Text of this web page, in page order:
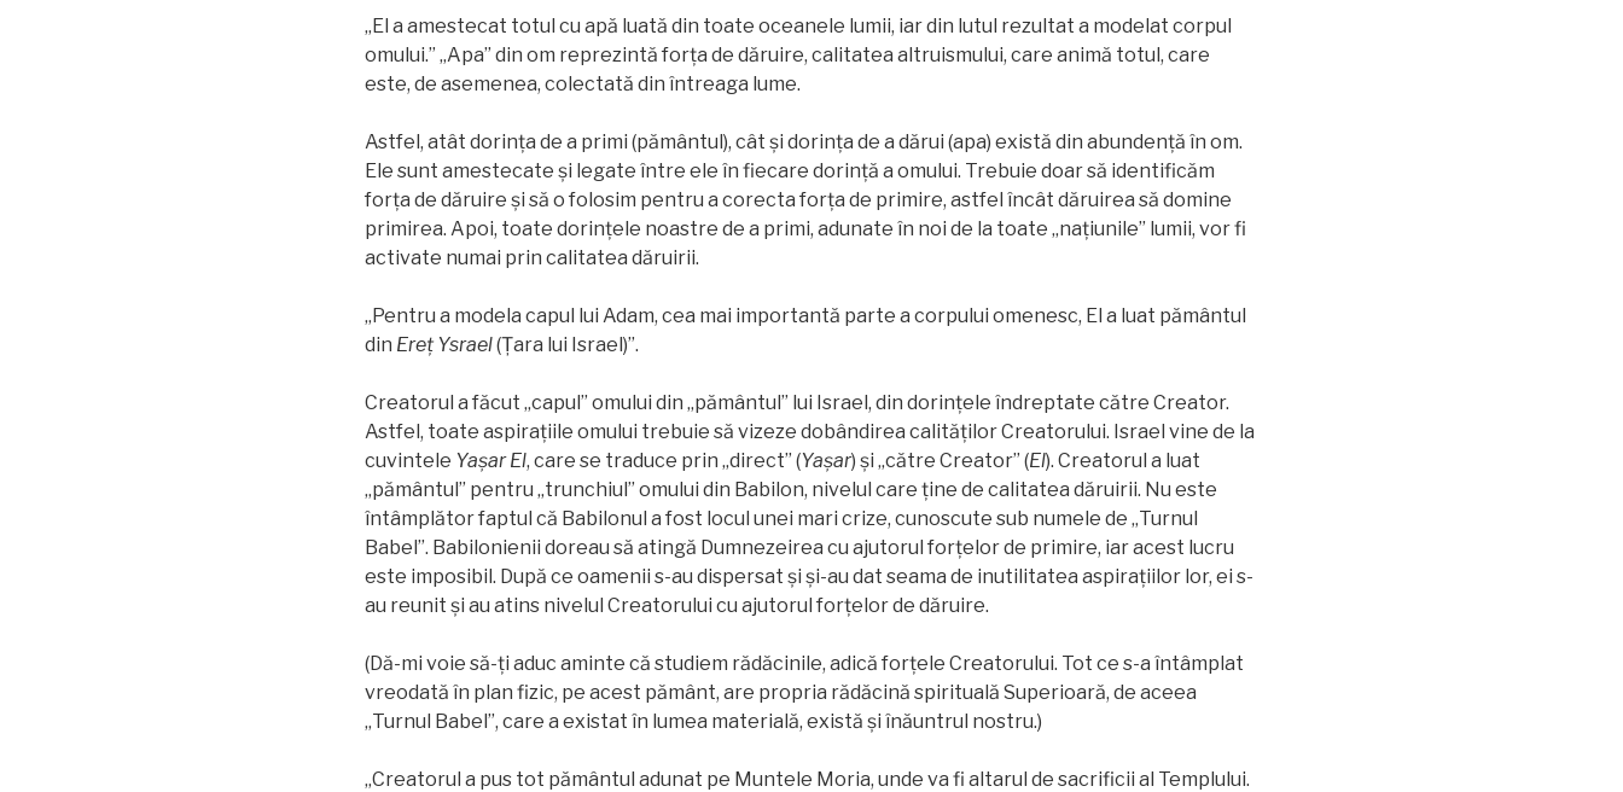
„El a amestecat totul cu apă luată din toate oceanele lumii, iar din lutul rezultat a modelat corpul
omului.” „Apa” din om reprezintă forța de dăruire, calitatea altruismului, care animă totul, care
este, de asemenea, colectată din întreaga lume.
Astfel, atât dorința de a primi (pământul), cât și dorința de a dărui (apa) există din abundență în om.
Ele sunt amestecate și legate între ele în fiecare dorință a omului. Trebuie doar să identificăm
forța de dăruire și să o folosim pentru a corecta forța de primire, astfel încât dăruirea să domine
primirea. Apoi, toate dorințele noastre de a primi, adunate în noi de la toate „națiunile” lumii, vor fi
activate numai prin calitatea dăruirii.
„Pentru a modela capul lui Adam, cea mai importantă parte a corpului omenesc, El a luat pământul
din Ereț Ysrael(Țara lui Israel)”.
Creatorul a făcut „capul” omului din „pământul” lui Israel, din dorințele îndreptate către Creator.
Astfel, toate aspirațiile omului trebuie să vizeze dobândirea calităților Creatorului. Israel vine de la
cuvintele Yașar El, care se traduce prin „direct” (Yașar) și „către Creator” (El). Creatorul a luat
„pământul” pentru „trunchiul” omului din Babilon, nivelul care ține de calitatea dăruirii. Nu este
întâmplător faptul că Babilonul a fost locul unei mari crize, cunoscute sub numele de „Turnul
Babel”. Babilonienii doreau să atingă Dumnezeirea cu ajutorul forțelor de primire, iar acest lucru
este imposibil. După ce oamenii s-au dispersat și și-au dat seama de inutilitatea aspirațiilor lor, ei s-
au reunit și au atins nivelul Creatorului cu ajutorul forțelor de dăruire.
(Dă-mi voie să-ţi aduc aminte că studiem rădăcinile, adică forțele Creatorului. Tot ce s-a întâmplat
vreodată în plan fizic, pe acest pământ, are propria rădăcină spirituală Superioară, de aceea
„Turnul Babel”, care a existat în lumea materială, există și înăuntrul nostru.)
„Creatorul a pus tot pământul adunat pe Muntele Moria, unde va fi altarul de sacrificii al Templului.